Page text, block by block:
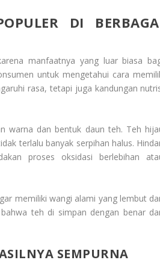
DI
manfaatnya yang luar biasa
untuk mengetahui cara
rasa, tetapi juga kandungan
warna dan bentuk daun teh. Teh
terlalu banyak serpihan halus.
proses oksidasi berlebihan
memiliki wangi alami yang lembut
teh di simpan dengan benar
SEMPURNA